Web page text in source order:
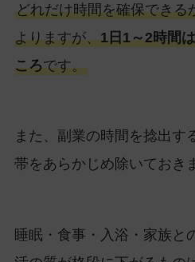
どれだけ時間を確保できる
よりますが、1日1～2時間
ころです。
また、副業の時間を捻出す
帯をあらかじめ除いておき
睡眠・食事・入浴・家族と